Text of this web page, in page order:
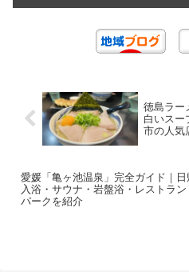
徳島ラー
白いスー
市の人気
愛媛「亀ヶ池温泉」完全ガイド｜日
入浴・サウナ・岩盤浴・レストラ
パークを紹介